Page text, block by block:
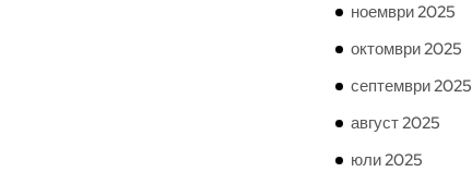
ноември 2025
октомври 2025
септември 2025
август 2025
юли 2025